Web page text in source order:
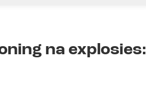
na explosies: